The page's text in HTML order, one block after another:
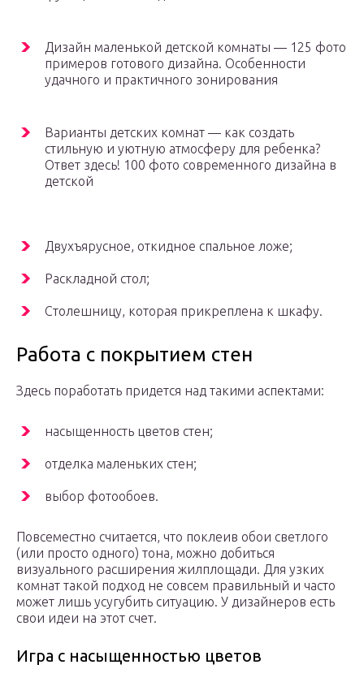
Дизайн маленькой детской комнаты — 125 фото
примеров готового дизайна. Особенности
удачного и практичного зонирования
Варианты детских комнат — как создать
стильную и уютную атмосферу для ребенка?
Ответ здесь! 100 фото современного дизайна в
детской
Двухъярусное, откидное спальное ложе;
Раскладной стол;
Столешницу, которая прикреплена к шкафу.
Работа с покрытием стен
Здесь поработать придется над такими аспектами:
насыщенность цветов стен;
отделка маленьких стен;
выбор фотообоев.
Повсеместно считается, что поклеив обои светлого
(или просто одного) тона, можно добиться
визуального расширения жилплощади. Для узких
комнат такой подход не совсем правильный и часто
может лишь усугубить ситуацию. У дизайнеров есть
свои идеи на этот счет.
Игра с насыщенностью цветов